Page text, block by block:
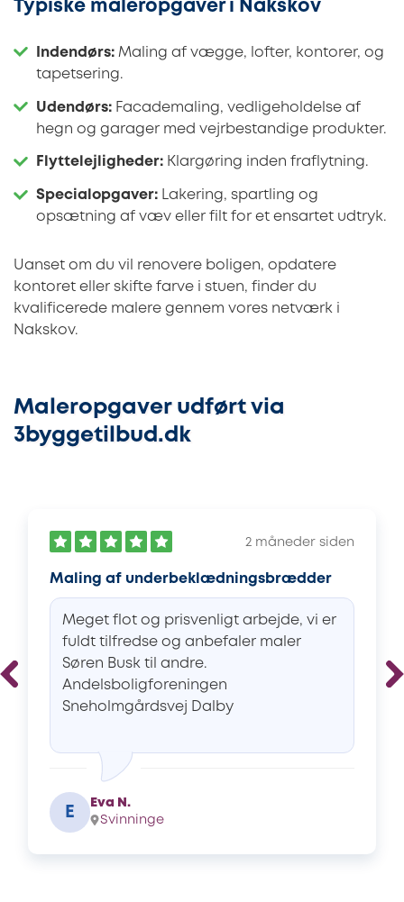
Typiske maleropgaver i Nakskov
Indendørs: Maling af vægge, lofter, kontorer, og
tapetsering.
Udendørs: Facademaling, vedligeholdelse af
hegn og garager med vejrbestandige produkter.
Flyttelejligheder: Klargøring inden fraflytning.
Specialopgaver: Lakering, spartling og
opsætning af væv eller filt for et ensartet udtryk.
Uanset om du vil renovere boligen, opdatere
kontoret eller skifte farve i stuen, finder du
kvalificerede malere gennem vores netværk i
Nakskov.
Maleropgaver udført via
3byggetilbud.dk
2 måneder siden
Maling af underbeklædningsbrædder
Meget flot og prisvenligt arbejde, vi er
fuldt tilfredse og anbefaler maler
Søren Busk til andre.
Andelsboligforeningen
Sneholmgårdsvej Dalby
E
Eva N.
Svinninge